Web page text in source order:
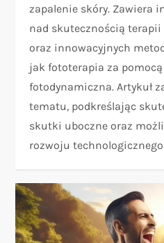
zapalenie skóry. Zawiera
nad skutecznością
oraz innowacyjnych
jak fototerapia za
fotodynamiczna. Artykuł
tematu, podkreślając
skutki uboczne oraz
rozwoju